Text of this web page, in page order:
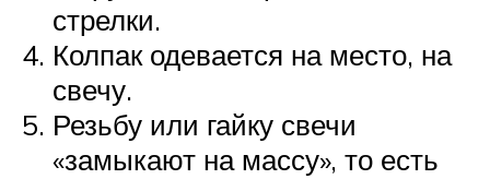
стрелки.
Колпак одевается на место, на
свечу.
Резьбу или гайку свечи
«замыкают на массу», то есть